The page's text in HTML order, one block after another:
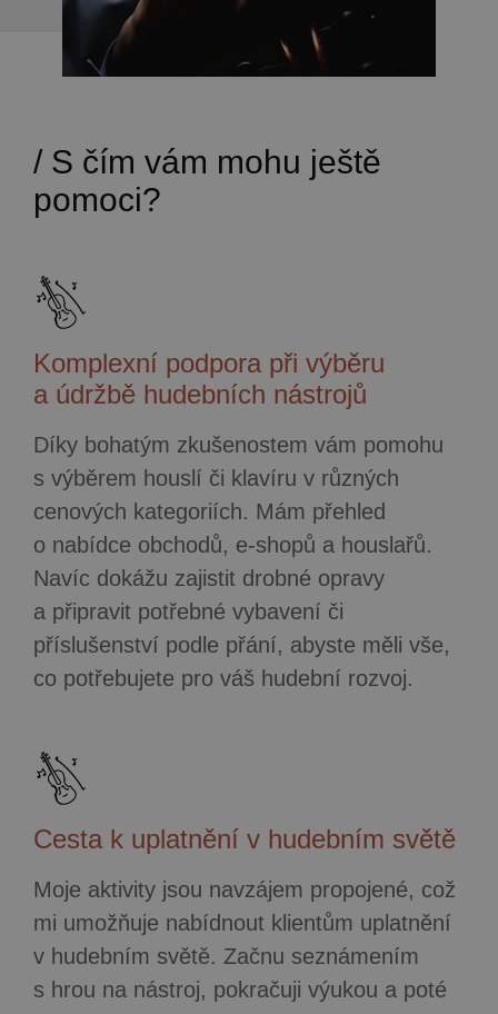
/ S čím vám mohu ještě
pomoci?
Komplexní podpora při výběru
a údržbě hudebních nástrojů
Díky bohatým zkušenostem vám pomohu
s výběrem houslí či klavíru v různých
cenových kategoriích. Mám přehled
o nabídce obchodů, e-shopů a houslařů.
Navíc dokážu zajistit drobné opravy
a připravit potřebné vybavení či
příslušenství podle přání, abyste měli vše,
co potřebujete pro váš hudební rozvoj.
Cesta k uplatnění v hudebním světě
Moje aktivity jsou navzájem propojené, což
mi umožňuje nabídnout klientům uplatnění
v hudebním světě. Začnu seznámením
s hrou na nástroj, pokračuji výukou a poté